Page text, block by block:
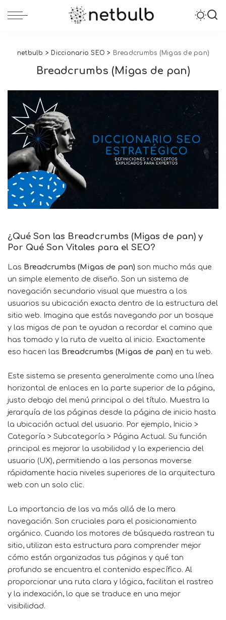
netbulb > Diccionario SEO > Breadcrumbs (Migas de pan)
Breadcrumbs (Migas de pan)
¿Qué Son las Breadcrumbs (Migas de pan) y
Por Qué Son Vitales para el SEO?
Las Breadcrumbs (Migas de pan) son mucho más que
un simple elemento de diseño. Son un sistema de
navegación secundario visual que muestra a los
usuarios su ubicación exacta dentro de la estructura del
sitio web. Imagina que estás navegando por un bosque
y las migas de pan te ayudan a recordar el camino que
has tomado y la ruta de vuelta al inicio. Exactamente
eso hacen las Breadcrumbs (Migas de pan) en tu web.
Este sistema se presenta generalmente como una línea
horizontal de enlaces en la parte superior de la página,
justo debajo del menú principal o del título. Muestra la
jerarquía de las páginas desde la página de inicio hasta
la ubicación actual del usuario. Por ejemplo, Inicio >
Categoría > Subcategoría > Página Actual. Su función
principal es mejorar la usabilidad y la experiencia del
usuario (UX), permitiendo a las personas moverse
rápidamente hacia niveles superiores de la arquitectura
web con un solo clic.
La importancia de las va más allá de la mera
navegación. Son cruciales para el posicionamiento
orgánico. Cuando los motores de búsqueda rastrean tu
sitio, utilizan esta estructura para comprender mejor
cómo están organizadas tus páginas y qué tan
profundo se encuentra el contenido específico. Al
proporcionar una ruta clara y lógica, facilitan el rastreo
y la indexación, lo que se traduce en una mejor
visibilidad.